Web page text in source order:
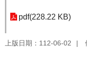
pdf(228.22 KB)
上版日期：112-06-02